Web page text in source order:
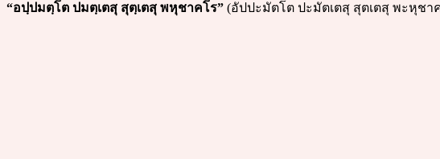
“อปฺปมตฺโต ปมตฺเตสุ สุตฺเตสุ พหุชาคโร” (อัปปะมัตโต ปะมัตเตสุ สุตเตสุ พะหุชา